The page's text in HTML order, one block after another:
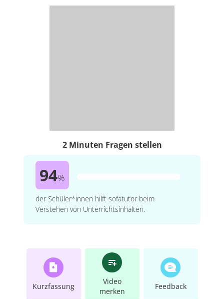
2 Minuten Fragen stellen
94%
der Schüler*innen hilft sofatutor beim
Verstehen von Unterrichtsinhalten.
Kurzfassung
Video
merken
Feedback